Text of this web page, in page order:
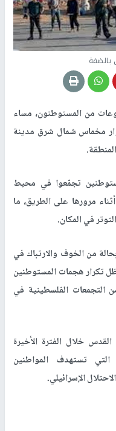
بالضفة
من المستوطنون، مساء
مخماس شمال شرق مدينة
.
تجمّعوا في محيط
مرورها على الطريق، ما
في المكان.
من الخوف والارتباك في
تكرار هجمات المستوطنين
التجمعات الفلسطينية في
خلال الفترة الأخيرة
تستهدف المواطنين
الإسرائيلي.